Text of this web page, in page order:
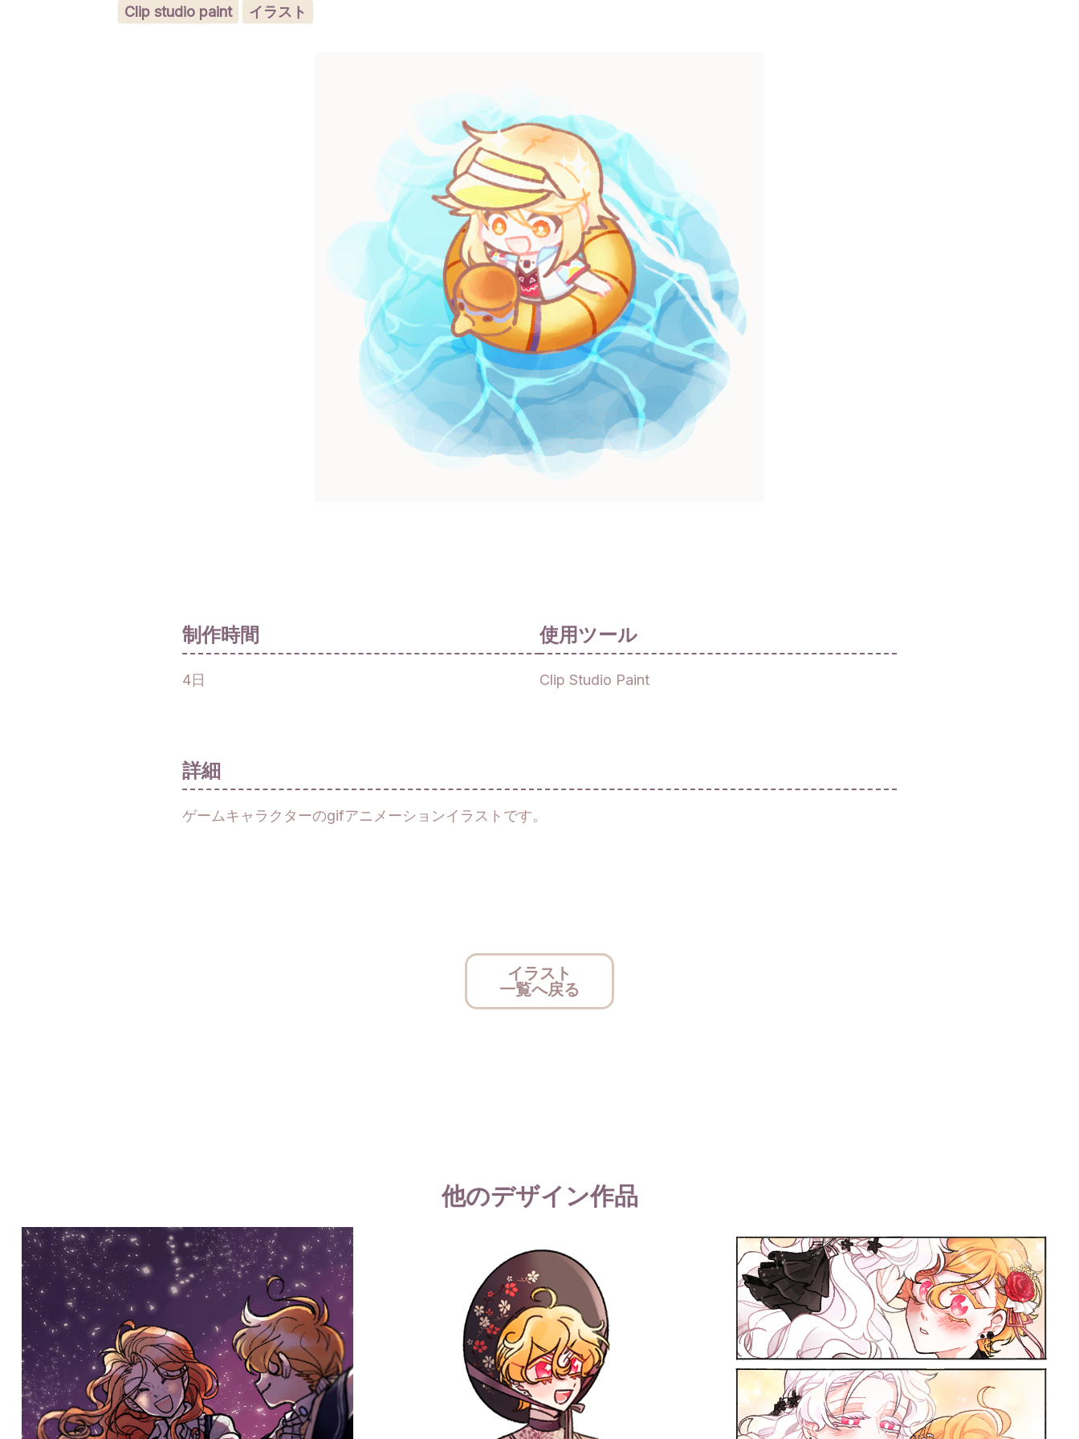
Clip studio paint イラスト
制作時間
4日
使用ツール
Clip Studio Paint
詳細
ゲームキャラクターのgifアニメーションイラストです。
イラスト
一覧へ戻る
他のデザイン作品